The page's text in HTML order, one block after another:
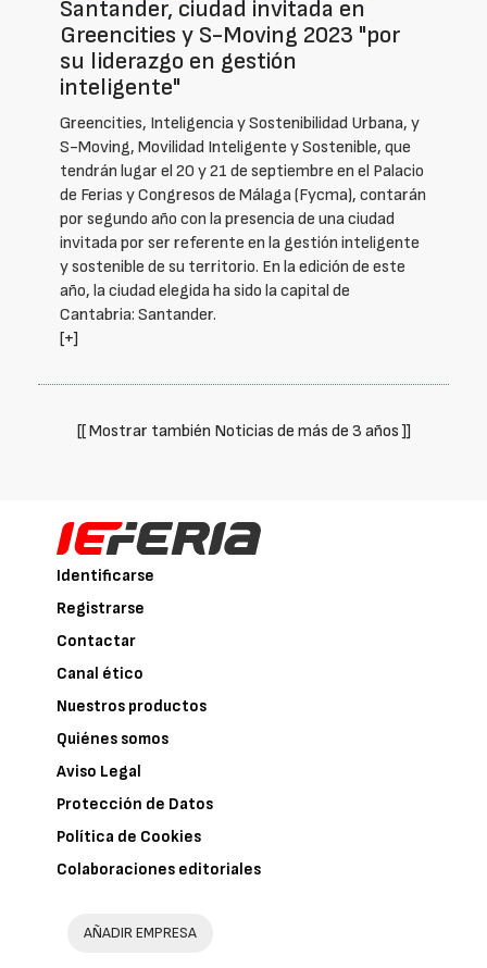
Santander, ciudad invitada en
Greencities y S-Moving 2023 "por
su liderazgo en gestión
inteligente"
Greencities, Inteligencia y Sostenibilidad Urbana, y
S-Moving, Movilidad Inteligente y Sostenible, que
tendrán lugar el 20 y 21 de septiembre en el Palacio
de Ferias y Congresos de Málaga (Fycma), contarán
por segundo año con la presencia de una ciudad
invitada por ser referente en la gestión inteligente
y sostenible de su territorio. En la edición de este
año, la ciudad elegida ha sido la capital de
Cantabria: Santander.
[+]
[[ Mostrar también Noticias de más de 3 años ]]
Identificarse
Registrarse
Contactar
Canal ético
Nuestros productos
Quiénes somos
Aviso Legal
Protección de Datos
Política de Cookies
Colaboraciones editoriales
AÑADIR EMPRESA